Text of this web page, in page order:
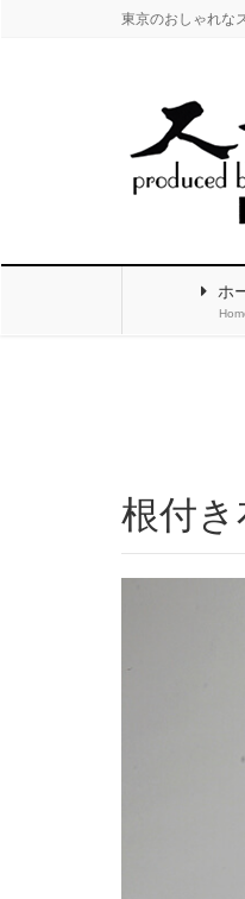
東京のおしゃれな
ホ
根付